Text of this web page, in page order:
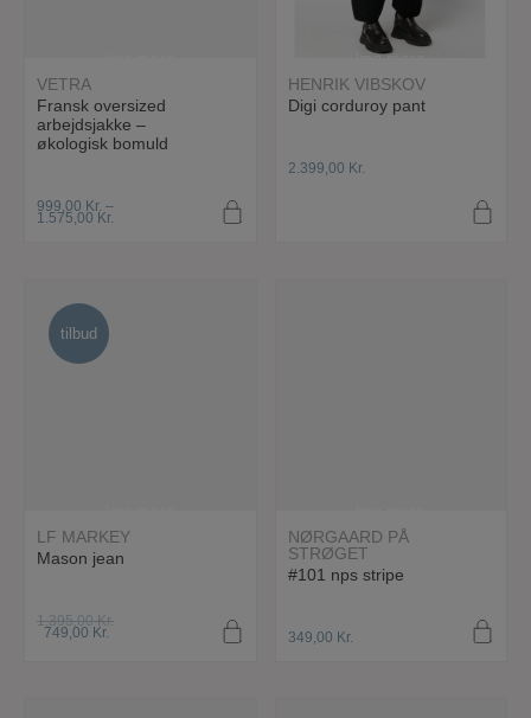
VETRA
Fransk oversized
arbejdsjakke –
økologisk bomuld
999,00 Kr. –
1.575,00 Kr.
læs mere
HENRIK VIBSKOV
Digi corduroy pant
2.399,00 Kr.
tilbud
LF MARKEY
Mason jean
1.395,00Kr.
749,00 Kr.Current
NØRGAARD PÅ
STRØGET
#101 nps stripe
349,00 Kr.